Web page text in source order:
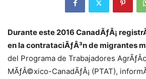
Durante este 2016 CanadÃƒÂ¡
en la contrataciÃƒÂ³n de migrantes
del Programa de Trabajadores
MÃƒÂ©xico-CanadÃƒÂ¡ (PTAT),